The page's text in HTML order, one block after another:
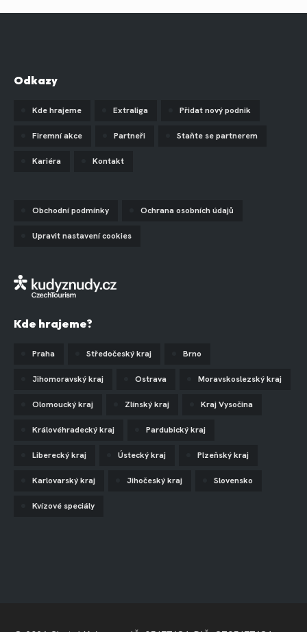
Odkazy
Kde hrajeme Extraliga Přidat nový podnik
Firemní akce Partneři Staňte se partnerem
Kariéra Kontakt
Obchodní podmínky Ochrana osobních údajů
Upravit nastavení cookies
Kde hrajeme?
Praha Středočeský kraj Brno
Jihomoravský kraj Ostrava Moravskoslezský kraj
Olomoucký kraj Zlínský kraj Kraj Vysočina
Královéhradecký kraj Pardubický kraj
Liberecký kraj Ústecký kraj Plzeňský kraj
Karlovarský kraj Jihočeský kraj Slovensko
Kvízové speciály